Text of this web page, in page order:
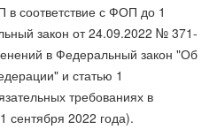
соответствие с ФОП до 1
закон от 24.09.2022 № 371-
в Федеральный закон "Об
и статью 1
требованиях в
сентября 2022 года).